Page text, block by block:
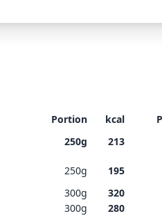
Portion kcal
250g 213
250g 195
300g 320
300g 280